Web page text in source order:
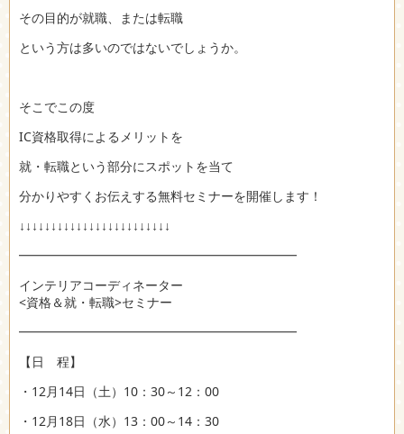
その目的が就職、または転職
という方は多いのではないでしょうか。
そこでこの度
IC資格取得によるメリットを
就・転職という部分にスポットを当て
分かりやすくお伝えする無料セミナーを開催します！
↓↓↓↓↓↓↓↓↓↓↓↓↓↓↓↓↓↓↓↓↓↓↓↓
━━━━━━━━━━━━━━━━━━━━━━
インテリアコーディネーター
<資格＆就・転職>セミナー
━━━━━━━━━━━━━━━━━━━━━━
【日 程】
・12月14日（土）10：30～12：00
・12月18日（水）13：00～14：30